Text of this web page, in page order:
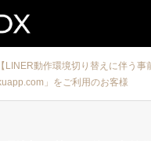
【LINER動作環境切り替えに伴う
」をご利用のお客様